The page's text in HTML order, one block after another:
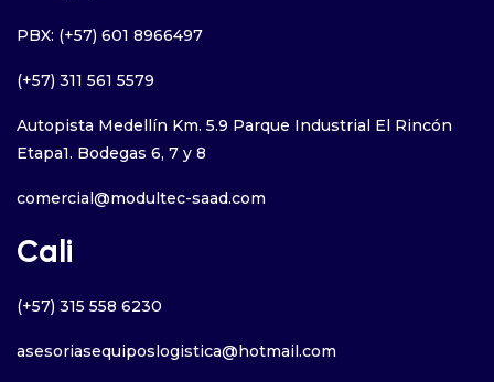
PBX: (+57) 601 8966497
(+57) 311 561 5579
Autopista Medellín Km. 5.9 Parque Industrial El Rincón
Etapa1. Bodegas 6, 7 y 8
comercial@modultec-saad.com
Cali
(+57) 315 558 6230
asesoriasequiposlogistica@hotmail.com